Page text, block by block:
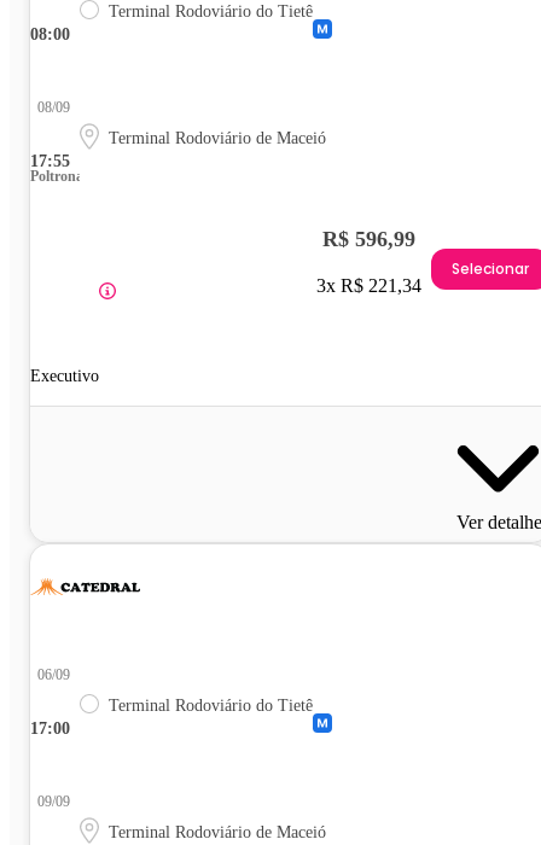
08:00
Terminal Rodoviário do Tietê
17:55
08/09
Terminal Rodoviário de Maceió
Poltrona
Executivo
R$ 596,99
3x R$ 221,34
Selecionar
Ver
17:00
06/09
Terminal Rodoviário do Tietê
09/09
Terminal Rodoviário de Maceió